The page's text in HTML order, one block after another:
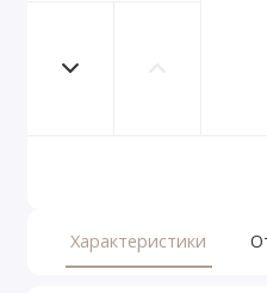
Характеристики